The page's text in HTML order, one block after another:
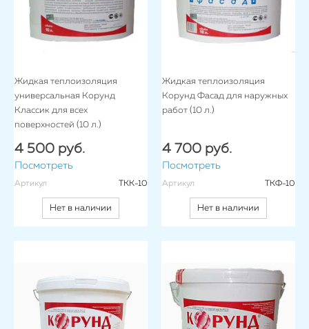
Жидкая теплоизоляция
универсальная Корунд
Классик для всех
поверхностей (10 л.)
4 500 руб.
Посмотреть
Артикул ТКК-10
Нет в наличии
Жидкая теплоизоляция
Корунд Фасад для наружных
работ (10 л.)
4 700 руб.
Посмотреть
Артикул ТКФ-10
Нет в наличии